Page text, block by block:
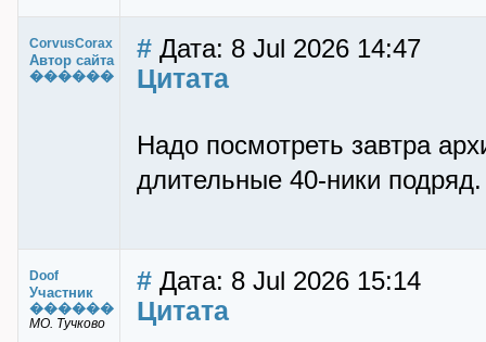
CorvusCorax
Автор сайта
������
# Дата: 8 Jul 2026 14:47
Цитата
Надо посмотреть завтра
длительные 40-ники
Doof
Участник
������
МО. Тучково
# Дата: 8 Jul 2026 15:14
Цитата